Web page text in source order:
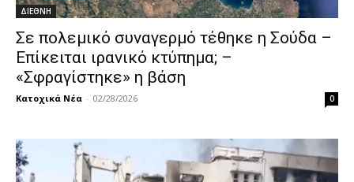
ΔΙΕΘΝΗ
Σε πολεμικό συναγερμό τέθηκε η Σούδα –
Επίκειται ιρανικό κτύπημα; –
«Σφραγίστηκε» η βάση
Κατοχικά Νέα - 02/28/2026 0